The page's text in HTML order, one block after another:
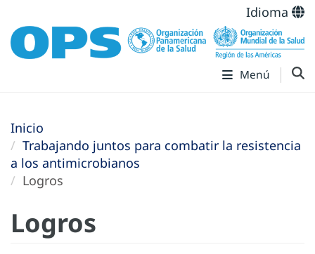
Idioma
Menú
Inicio
Trabajando juntos para combatir la resistencia
a los antimicrobianos
Logros
Logros